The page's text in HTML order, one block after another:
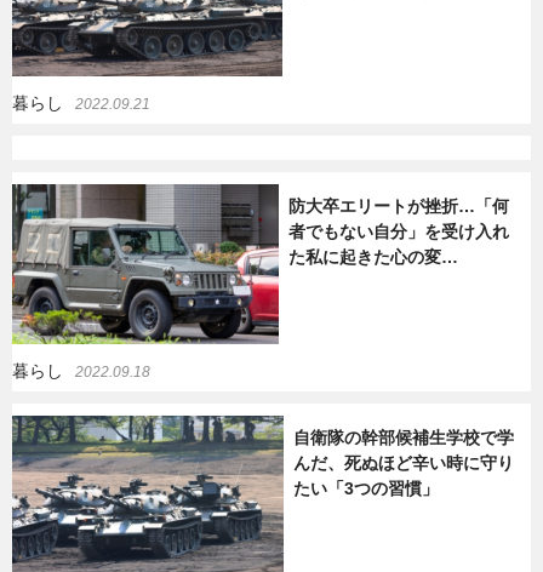
暮らし 2022.09.21
防大卒エリートが挫折…「何
者でもない自分」を受け入れ
た私に起きた心の変…
暮らし 2022.09.18
自衛隊の幹部候補生学校で学
んだ、死ぬほど辛い時に守り
たい「3つの習慣」